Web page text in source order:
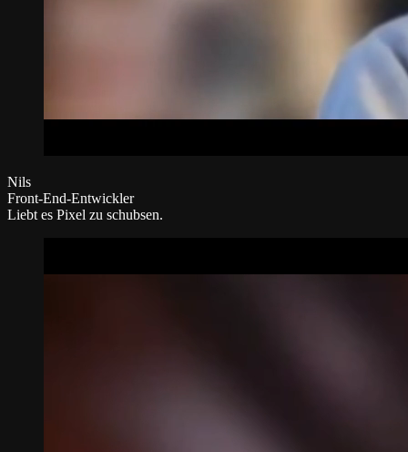
Nils
Front-End-Entwickler
Liebt es Pixel zu schubsen.